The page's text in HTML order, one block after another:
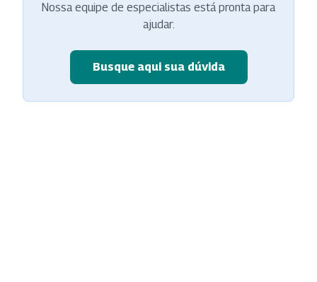
Nossa equipe de especialistas está pronta para
ajudar.
Busque aqui sua dúvida